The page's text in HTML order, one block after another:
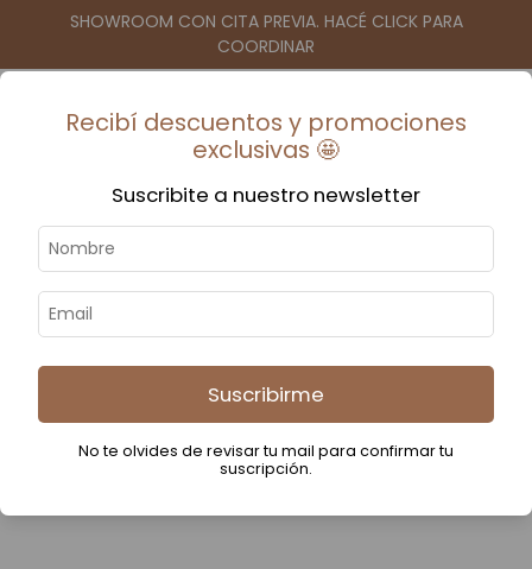
SHOWROOM CON CITA PREVIA. HACÉ CLICK PARA
COORDINAR
Inicio - Deco y textil
Cuadros
Recibí descuentos y promociones
exclusivas 🤩
Suscribite a nuestro newsletter
Suscribirme
No te olvides de revisar tu mail para confirmar tu
suscripción.